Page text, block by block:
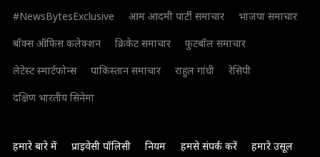
#NewsBytesExclusive
आम आदमी पार्टी समाचार
भाजपा समाचार
बॉक्स ऑफिस कलेक्शन
क्रिकेट समाचार
फुटबॉल समाचार
लेटेस्ट स्मार्टफोन्स
पाकिस्तान समाचार राहुल गांधी
रेसिपी
दक्षिण भारतीय सिनेमा
हमारे बारे में प्राइवेसी पॉलिसी नियम हमसे संपर्क करें हमारे उसूल